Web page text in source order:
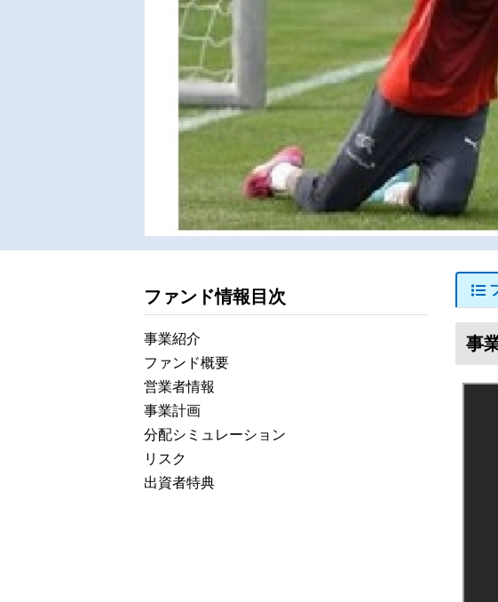
ファンド情報目次
事業紹介
ファンド概要
営業者情報
事業計画
分配シミュレーション
リスク
出資者特典
事